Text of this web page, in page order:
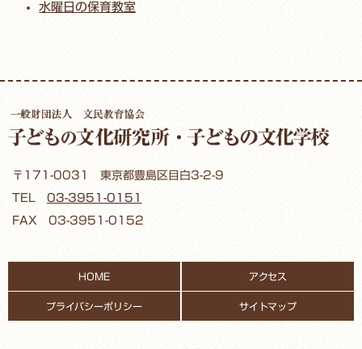
水曜日の保育教室
〒171-0031 東京都豊島区目白3-2-9
TEL 03-3951-0151
FAX 03-3951-0152
HOME アクセス
プライバシーポリシー サイトマップ